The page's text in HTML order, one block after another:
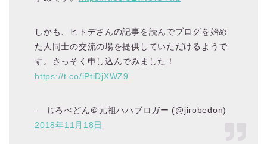
しかも、ヒトデさんの記事を読んでブログを始め
た人同士の交流の場を提供していただけるようで
す。さっそく申し込んでみました！
https://t.co/iPtiDjXWZ9
— じろべどん＠元祖ハハブロガー (@jirobedon)
2018年11月18日